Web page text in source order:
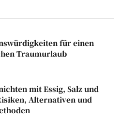
für einen
Traumurlaub
mit Essig, Salz und
Alternativen und